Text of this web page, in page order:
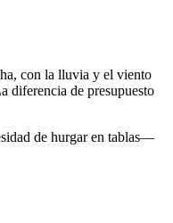
con la lluvia y el viento
diferencia de presupuesto
de hurgar en tablas—